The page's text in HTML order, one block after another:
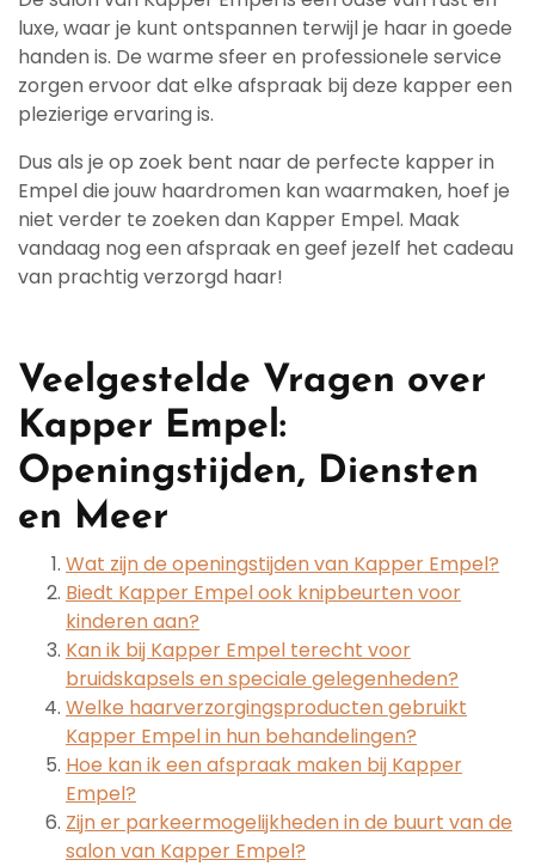
luxe, waar je kunt ontspannen terwijl je haar in goede
handen is. De warme sfeer en professionele service
zorgen ervoor dat elke afspraak bij deze kapper een
plezierige ervaring is.
Dus als je op zoek bent naar de perfecte kapper in
Empel die jouw haardromen kan waarmaken, hoef je
niet verder te zoeken dan Kapper Empel. Maak
vandaag nog een afspraak en geef jezelf het cadeau
van prachtig verzorgd haar!
Veelgestelde Vragen over
Kapper Empel:
Openingstijden, Diensten
en Meer
Wat zijn de openingstijden van Kapper Empel?
Biedt Kapper Empel ook knipbeurten voor
kinderen aan?
Kan ik bij Kapper Empel terecht voor
bruidskapsels en speciale gelegenheden?
Welke haarverzorgingsproducten gebruikt
Kapper Empel in hun behandelingen?
Hoe kan ik een afspraak maken bij Kapper
Empel?
Zijn er parkeermogelijkheden in de buurt van de
salon van Kapper Empel?